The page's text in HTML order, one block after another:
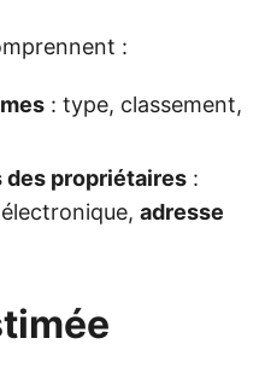
:
: type, classement,
des propriétaires :
adresse